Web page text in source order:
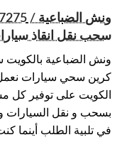
سحب نقل انقاذ
ونش الضباعية
كرين سحي سيارات
الكويت على توفير كل
بسحب و نقل السيارات
في تلبية الطلب أينما